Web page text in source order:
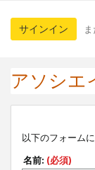
サインイン
アソシエ
以下のフォーム
名前: (必須)